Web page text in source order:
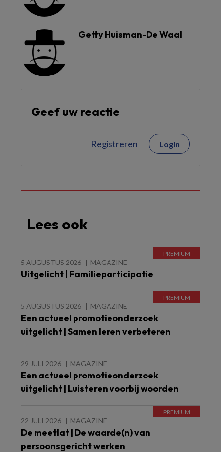
Getty Huisman-De Waal
Geef uw reactie
Registreren Login
Lees ook
5 AUGUSTUS 2026 MAGAZINE
Uitgelicht | Familieparticipatie
5 AUGUSTUS 2026 MAGAZINE
Een actueel promotieonderzoek
uitgelicht | Samen leren verbeteren
29 JULI 2026 MAGAZINE
Een actueel promotieonderzoek
uitgelicht | Luisteren voorbij woorden
22 JULI 2026 MAGAZINE
De meetlat | De waarde(n) van
persoonsgericht werken